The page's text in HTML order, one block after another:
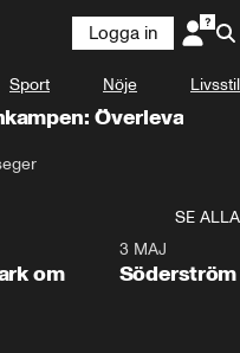
Logga in
Sport Nöje Livsstil
Överleva
SE ALLA
om
3 MAJ